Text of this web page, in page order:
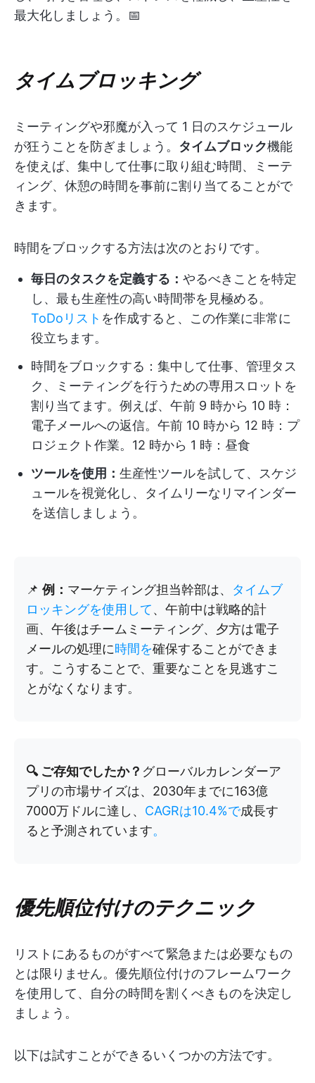
最大化しましょう。📅
タイムブロッキング
ミーティングや邪魔が入って 1 日のスケジュール
が狂うことを防ぎましょう。 タイムブロック機能
を使えば、集中して仕事に取り組む時間、ミーテ
ィング、休憩の時間を事前に割り当てることがで
きます。
時間をブロックする方法は次のとおりです。
毎日のタスクを定義する： やるべきことを特定
し、最も生産性の高い時間帯を見極める。
ToDoリスト を作成すると、この作業に非常に
役立ちます。
時間をブロックする：集中して仕事、管理タス
ク、ミーティングを行うための専用スロットを
割り当てます。例えば、午前 9 時から 10 時：
電子メールへの返信。午前 10 時から 12 時：プ
ロジェクト作業。12 時から 1 時：昼食
ツールを使用： 生産性ツールを試して、スケジ
ュールを視覚化し、タイムリーなリマインダー
を送信しましょう。
📌 例： マーケティング担当幹部は、 タイムブ
ロッキングを使用して、午前中は戦略的計
画、午後はチームミーティング、夕方は電子
メールの処理に時間を確保することができま
す。こうすることで、重要なことを見逃すこ
とがなくなります。
🔍 ご存知でしたか？ グローバルカレンダーア
プリの市場サイズは、2030年までに163億
7000万ドルに達し、 CAGRは10.4%で成長す
ると予測されています。
優先順位付けのテクニック
リストにあるものがすべて緊急または必要なもの
とは限りません。優先順位付けのフレームワーク
を使用して、自分の時間を割くべきものを決定し
ましょう。
以下は試すことができるいくつかの方法です。